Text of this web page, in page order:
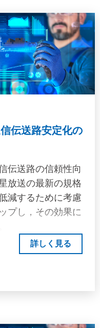
（A5083-Oアルミ
伝送路安定化の
伝送路の信頼性向
放送の最新の規格
減するために考慮
プし，その効果に
詳しく見る